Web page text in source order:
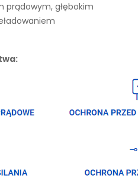
prądowym, głębokim